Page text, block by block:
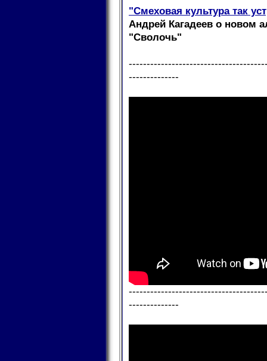
"Смеховая культура так
Андрей Кагадеев о новом
"Сволочь"
--------------
--------------